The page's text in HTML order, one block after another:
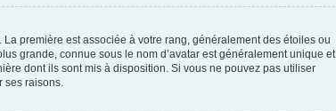
première est associée à votre rang, généralement des étoiles ou
grande, connue sous le nom d’avatar est généralement unique et
dont ils sont mis à disposition. Si vous ne pouvez pas utiliser
ses raisons.